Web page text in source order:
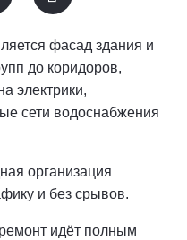
фасад здания и
до коридоров,
электрики,
сети водоснабжения
организация
и без срывов.
идёт полным